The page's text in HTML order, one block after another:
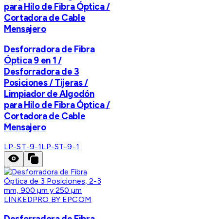
para Hilo de Fibra Óptica /
Cortadora de Cable
Mensajero
Desforradora de Fibra
Óptica 9 en 1 /
Desforradora de 3
Posiciones / Tijeras /
Limpiador de Algodón
para Hilo de Fibra Óptica /
Cortadora de Cable
Mensajero
LP-ST-9-1LP-ST-9-1
LINKEDPRO BY EPCOM